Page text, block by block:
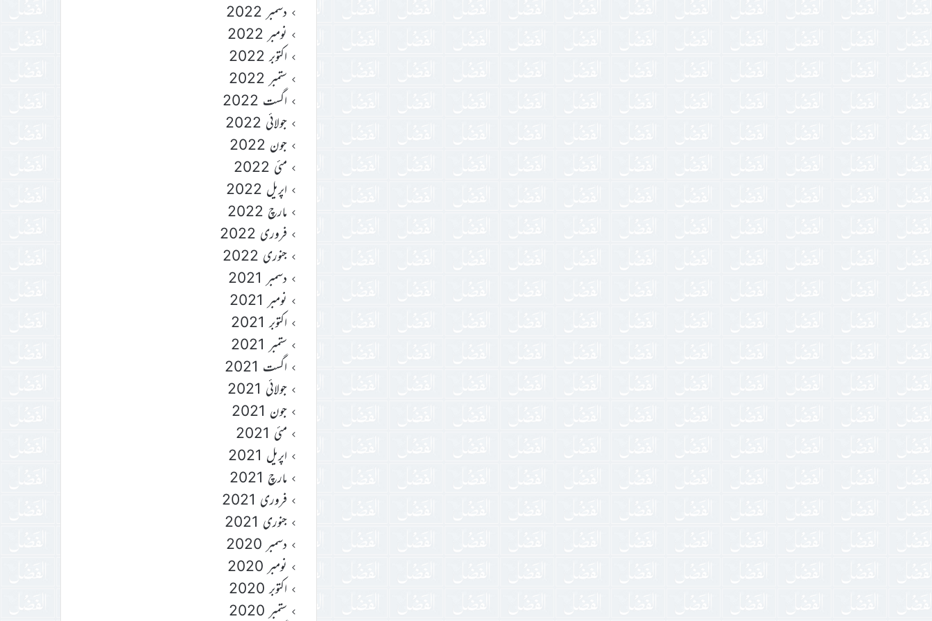
دسمبر 2022
نومبر 2022
اکتوبر 2022
ستمبر 2022
اگست 2022
جولائی 2022
جون 2022
مئی 2022
اپریل 2022
مارچ 2022
فروری 2022
جنوری 2022
دسمبر 2021
نومبر 2021
اکتوبر 2021
ستمبر 2021
اگست 2021
جولائی 2021
جون 2021
مئی 2021
اپریل 2021
مارچ 2021
فروری 2021
جنوری 2021
دسمبر 2020
نومبر 2020
اکتوبر 2020
ستمبر 2020